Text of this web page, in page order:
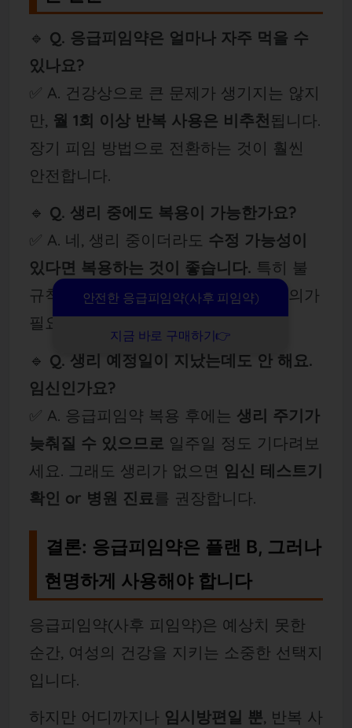
🔹 Q. 응급피임약은 얼마나 자주 먹을 수
있나요?
✅ A. 건강상으로 큰 문제가 생기지는 않지
만, 월 1회 이상 반복 사용은 비추천됩니다.
장기 피임 방법으로 전환하는 것이 훨씬
안전합니다.
🔹 Q. 생리 중에도 복용이 가능한가요?
✅ A. 네, 생리 중이더라도 수정 가능성이
있다면 복용하는 것이 좋습니다. 특히 불
규칙한 생리 주기를 가진 분이라면 주의가
필요합니다.
🔹 Q. 생리 예정일이 지났는데도 안 해요.
임신인가요?
✅ A. 응급피임약 복용 후에는 생리 주기가
늦춰질 수 있으므로 일주일 정도 기다려보
세요. 그래도 생리가 없으면 임신 테스트기
확인 or 병원 진료 를 권장합니다.
결론: 응급피임약은 플랜 B, 그러나
현명하게 사용해야 합니다
응급피임약(사후 피임약)은 예상치 못한
순간, 여성의 건강을 지키는 소중한 선택지
입니다.
하지만 어디까지나 임시방편일 뿐 , 반복 사
안전한 응급피임약(사후 피임약)
지금 바로 구매하기👉